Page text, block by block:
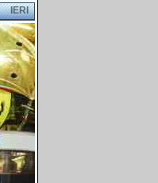
IERI